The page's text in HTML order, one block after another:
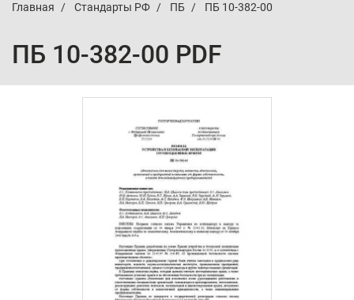
Главная Стандарты РФ ПБ ПБ 10-382-00
ПБ 10-382-00 PDF